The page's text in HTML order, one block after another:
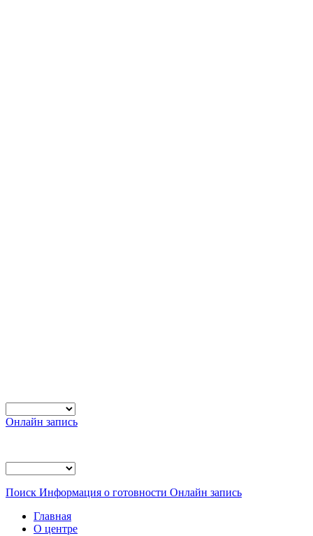
Онлайн запись
Поиск Информация о готовности Онлайн запись
Главная
О центре